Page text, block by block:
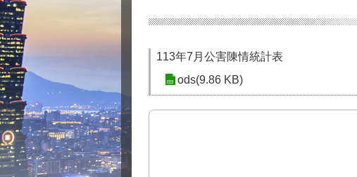
113年7月公害陳情統計表
ods(9.86 KB)